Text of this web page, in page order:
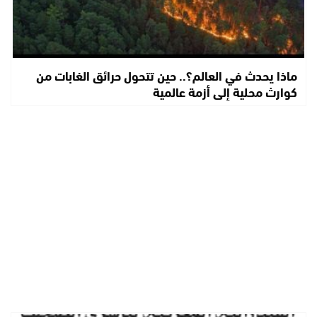
ماذا يحدث في العالم؟.. حين تتحول حرائق الغابات من
كوارث محلية إلى أزمة عالمية